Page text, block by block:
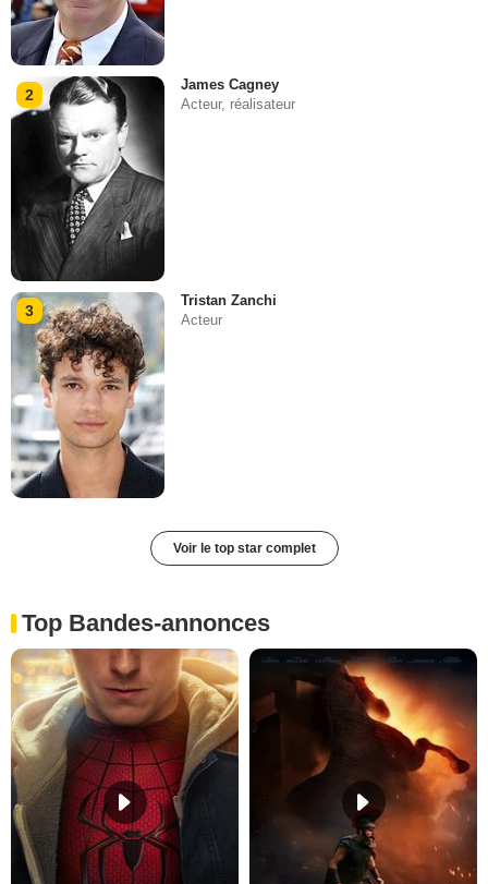
2
James Cagney
Acteur, réalisateur
3
Tristan Zanchi
Acteur
Voir le top star complet
Top Bandes-annonces